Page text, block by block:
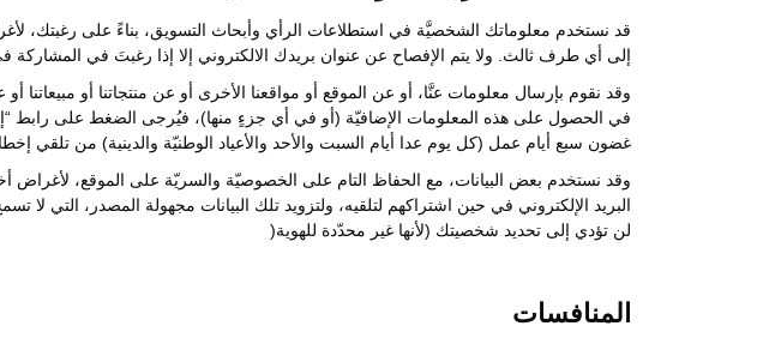
قد نستخدم معلوماتك الشخصيَّة في استطلاعات الرأي وأبحاث التسويق، بناءً على رغبتك،
إلى أي طرف ثالث. ولا يتم الإفصاح عن عنوان بريدك الالكتروني إلا إذا رغبتَ في
وقد نقوم بإرسال معلومات عنَّا، أو عن الموقع أو مواقعنا الأخرى أو عن منتجاتنا أو مبيعاتنا
في الحصول على هذه المعلومات الإضافيّة (أو في أي جزءٍ منها)، فيُرجى الضغط على رابط
غضون سبع أيام عمل (كل يوم عدا أيام السبت والأحد والأعياد الوطنيّة والدينية) من
وقد نستخدم بعض البيانات، مع الحفاظ التام على الخصوصيّة والسريّة على الموقع، لأغراض
البريد الإلكتروني في حين اشتراكهم لتلقيه، ولتزويد تلك البيانات مجهولة المصدر، التي
لن تؤدي إلى تحديد شخصيتك (لأنها غير محدّدة للهوية(
المنافسات